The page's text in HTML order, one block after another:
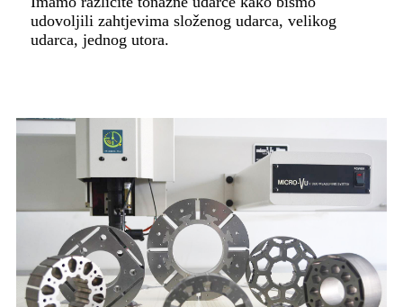
udovoljili zahtjevima složenog udarca, velikog
udarca, jednog utora.